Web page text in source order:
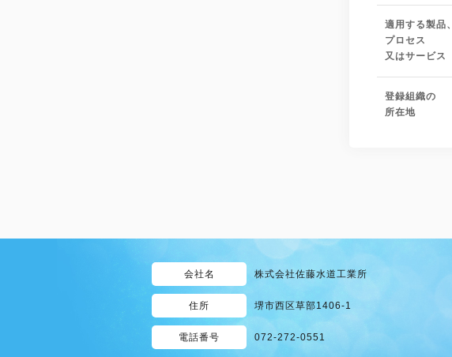
適用する製品、
プロセス
又はサービス
登録組織の
所在地
会社名 株式会社佐藤水道工業所
住所 堺市西区草部1406-1
電話番号 072-272-0551